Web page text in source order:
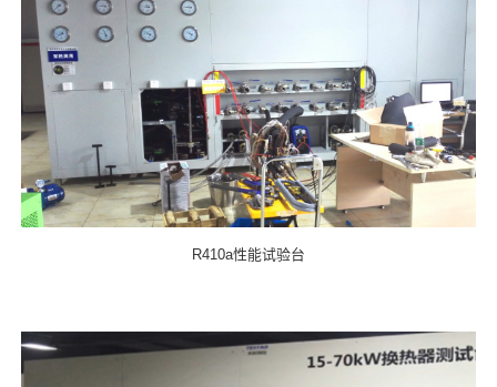
R410a性能试验台